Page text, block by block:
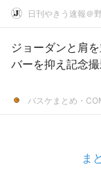
日刊やきう速報＠
ジョーダンと肩
バーを抑え記念
バスケまとめ・
ま